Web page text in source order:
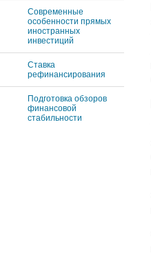
Современные
особенности прямых
иностранных
инвестиций
Ставка
рефинансирования
Подготовка обзоров
финансовой
стабильности